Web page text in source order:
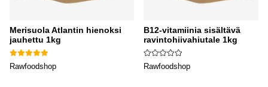
Merisuola Atlantin hienoksi
jauhettu 1kg
Rawfoodshop
B12-vitamiinia sisältävä
ravintohiivahiutale 1kg
Rawfoodshop